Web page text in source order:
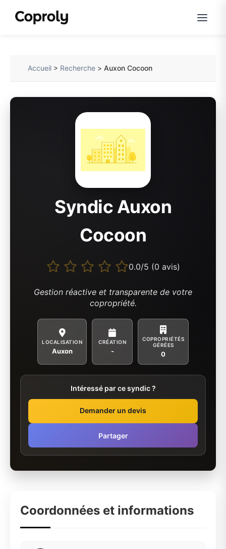
Accueil > Recherche >Auxon Cocoon
Syndic Auxon
Cocoon
0.0/5 (0 avis)
Gestion réactive et transparente de votre
copropriété.
LOCALISATION
Auxon
CRÉATION
-
COPROPRIÉTÉS
GÉRÉES
0
Intéressé par ce syndic ?
Demander un devis
Partager
Coordonnées et informations